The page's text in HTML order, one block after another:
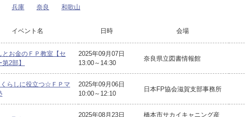
兵庫 奈良 和歌山
イベント名 日時 会場
とお金のＦＰ教室【セ
第2部】
2025年09月07日
13:00～14:30
奈良県立図書情報館
くらしに役立つ☆ＦＰマ
2025年09月06日
10:00～12:10
日本FP協会滋賀支部事務所
2025年08月23日
橋本市サカイキャニング産